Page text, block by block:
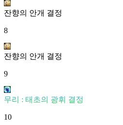
잔향의 안개 결정
8
잔향의 안개 결정
9
무리 : 태초의 광휘 결정
10